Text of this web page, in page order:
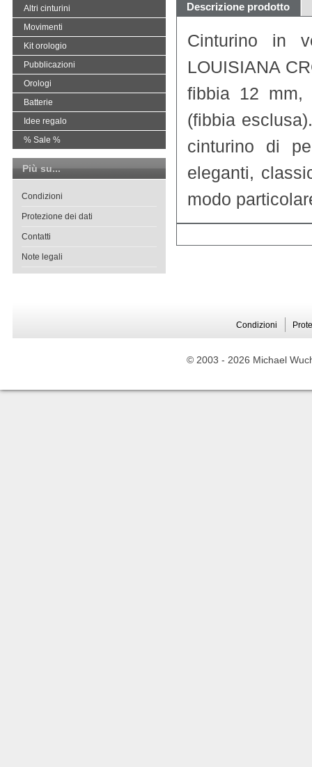
Descrizione prodotto
Cinturino in
LOUISIANA
fibbia 12 mm,
(fibbia
cinturino di
eleganti,
modo
Altri cinturini
Movimenti
Kit orologio
Pubblicazioni
Orologi
Batterie
Idee regalo
% Sale %
Più su...
Condizioni
Protezione dei dati
Contatti
Note legali
Condizioni
© 2003 - 2026 Michael